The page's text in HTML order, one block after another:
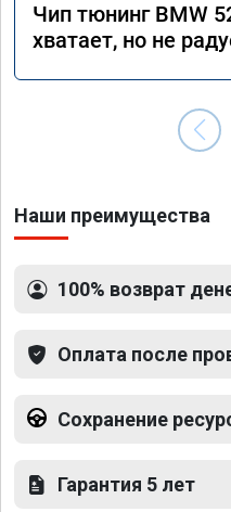
Чип тюнинг BMW
хватает, но не
Наши преимущества
100% возврат
Оплата после
Сохранение
Гарантия 5 лет